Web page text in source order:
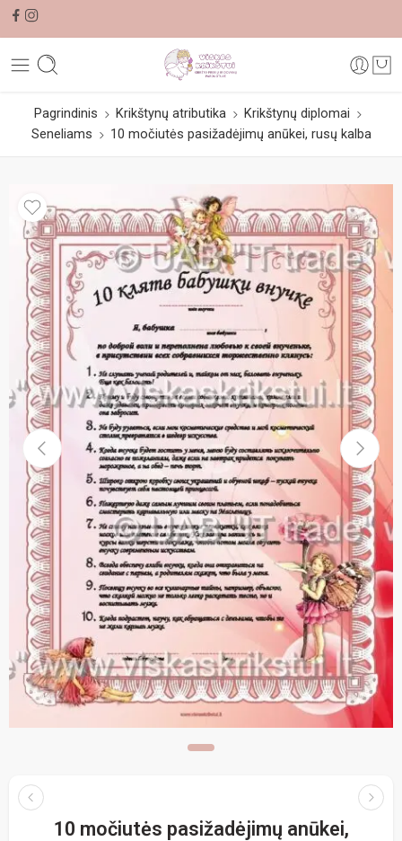
Pagrindinis Krikštynų atributika
Krikštynų diplomai
Seneliams
10 močiutės pasižadėjimų anūkei, rusų kalba
10 močiutės pasižadėjimų anūkei,